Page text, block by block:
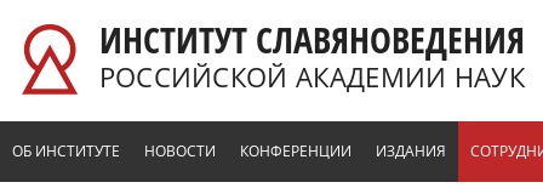
ИНСТИТУТ СЛАВЯНОВЕДЕНИЯ
РОССИЙСКОЙ АКАДЕМИИ НАУК
ОБ ИНСТИТУТЕ НОВОСТИ КОНФЕРЕНЦИИ ИЗДАНИЯ